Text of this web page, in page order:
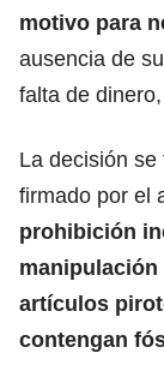
motivo para
ausencia de
falta de
La decisión se
firmado por el
prohibición
artículos
contengan